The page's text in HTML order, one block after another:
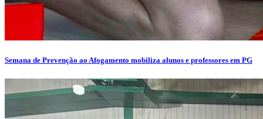
Semana de Prevenção ao Afogamento mobiliza alunos e professores em PG